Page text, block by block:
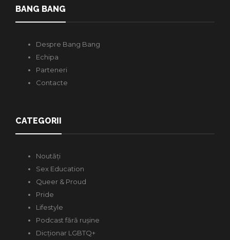
BANG BANG
Despre Bang Bang
Echipa
Parteneri
Contacte
CATEGORII
Noutăți
Sex Education
Queer & Proud
Pride
Lifestyle
Podcast fără rușine
Dicționar LGBTQ+